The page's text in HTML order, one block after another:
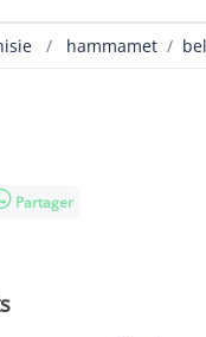
hammamet
Partager